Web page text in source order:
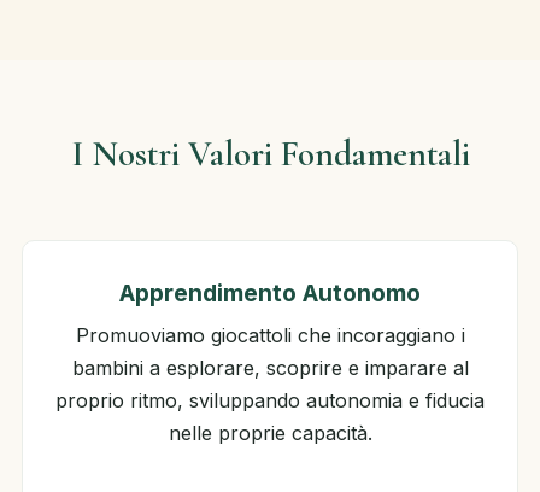
I Nostri Valori Fondamentali
Apprendimento Autonomo
Promuoviamo giocattoli che incoraggiano i
bambini a esplorare, scoprire e imparare al
proprio ritmo, sviluppando autonomia e fiducia
nelle proprie capacità.